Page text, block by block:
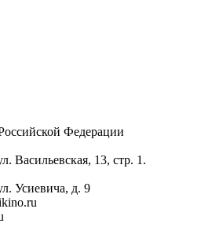
Федерации
Васильевская, 13, стр. 1.
Усиевича, д. 9